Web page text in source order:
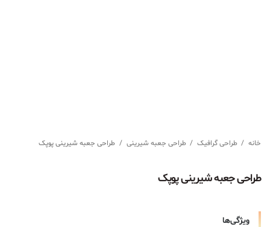
خانه / طراحی گرافیک / طراحی جعبه شیرینی / طراحی جعبه شیرینی پوپک
طراحی جعبه شیرینی پوپک
ویژگی‌ها